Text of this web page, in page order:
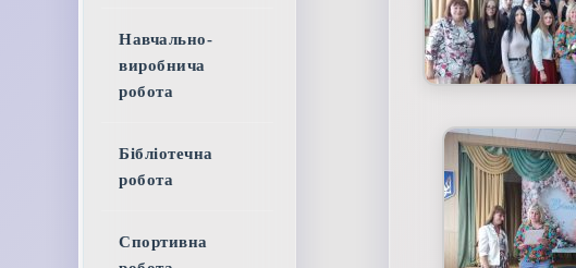
Навчально-
виробнича
робота
Бібліотечна
робота
Спортивна